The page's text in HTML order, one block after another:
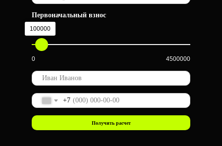
Первоначальный взнос
100000
0 4500000
+7
Получить расчет